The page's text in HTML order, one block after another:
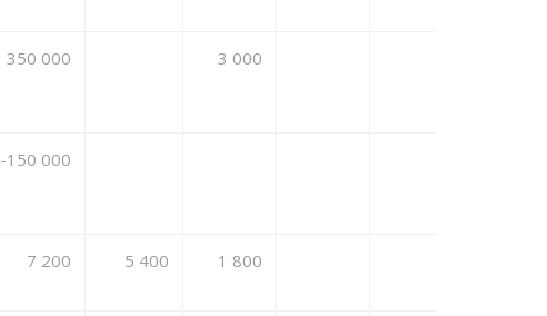
350 000 3 000
-150 000
7 200 5 400 1 800